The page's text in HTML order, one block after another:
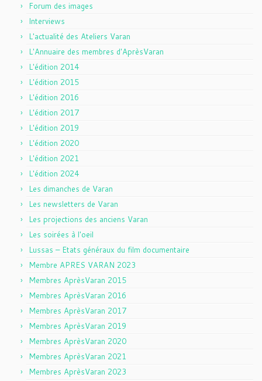
Forum des images
Interviews
L'actualité des Ateliers Varan
L'Annuaire des membres d'AprèsVaran
L'édition 2014
L'édition 2015
L'édition 2016
L'édition 2017
L'édition 2019
L'édition 2020
L'édition 2021
L'édition 2024
Les dimanches de Varan
Les newsletters de Varan
Les projections des anciens Varan
Les soirées à l'oeil
Lussas – Etats généraux du film documentaire
Membre APRES VARAN 2023
Membres AprèsVaran 2015
Membres AprèsVaran 2016
Membres AprèsVaran 2017
Membres AprèsVaran 2019
Membres AprèsVaran 2020
Membres AprèsVaran 2021
Membres AprèsVaran 2023